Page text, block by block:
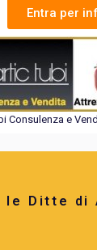
Entra per
Consulenza e
le Ditte di